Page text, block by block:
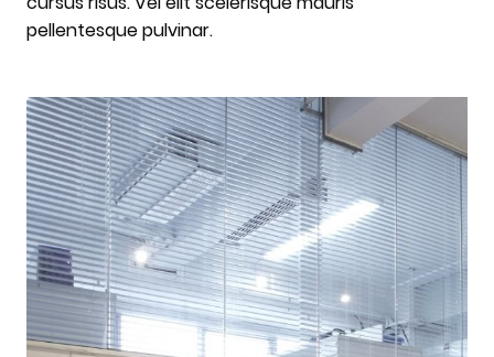
pellentesque pulvinar.